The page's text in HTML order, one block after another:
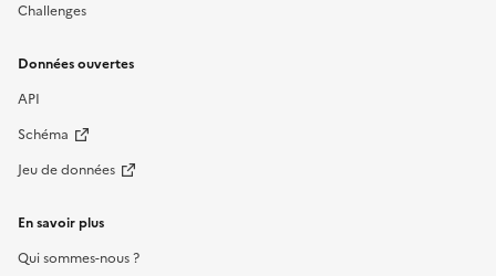
Challenges
Données ouvertes
API
Schéma
Jeu de données
En savoir plus
Qui sommes-nous ?